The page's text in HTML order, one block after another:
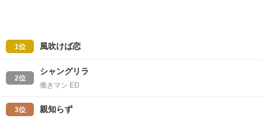
1位 風吹けば恋
2位
シャングリラ
働きマン ED
3位 親知らず